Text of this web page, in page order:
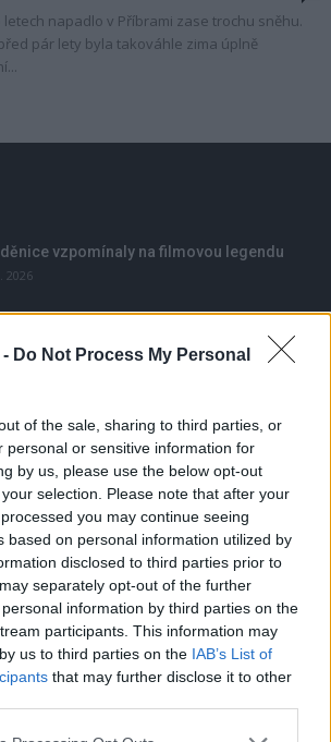
Do Not Process My Personal
of the sale, sharing to third parties, or
personal or sensitive information for
by us, please use the below opt-out
selection. Please note that after your
you may continue seeing
based on personal information utilized by
disclosed to third parties prior to
separately opt-out of the further
information by third parties on the
participants. This information may
us to third parties on the IAB’s List of
that may further disclose it to other
letech napadlo v Příbrami zase trochu sněhu.
pár lety byla takováhle zima úplně
vzpomínaly na filmovou legendu
2026
koupališť na Příbramsku nabízí výborné
modernizuje parkovací automaty.
i tři nové poblíž Svaté Hory
2026
zřídilo transparentní účet na pomoc
mamince, náhle postižené mrtvicí
2023
přilákal tisíce lidí nejen z Příbrami